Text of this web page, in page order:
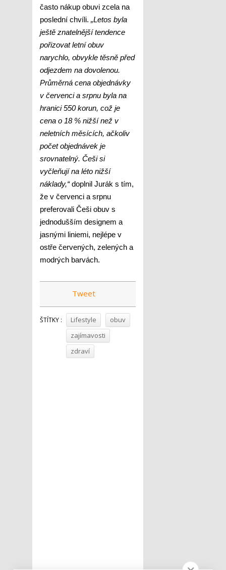
často nákup obuvi zcela na
poslední chvíli. „Letos byla
ještě znatelnější tendence
pořizovat letní obuv
narychlo, obvykle těsně před
odjezdem na dovolenou.
Průměrná cena objednávky
v červenci a srpnu byla na
hranici 550 korun, což je
cena o 18 % nižší než v
neletních měsících, ačkoliv
počet objednávek je
srovnatelný. Češi si
vyčleňují na léto nižší
náklady,“doplnil Jurák s tím,
že v červenci a srpnu
preferovali Češi obuv s
jednodušším designem a
jasnými liniemi, nejlépe v
ostře červených, zelených a
modrých barvách.
Tweet
ŠTÍTKY : Lifestyle
obuv
zajímavosti
zdraví